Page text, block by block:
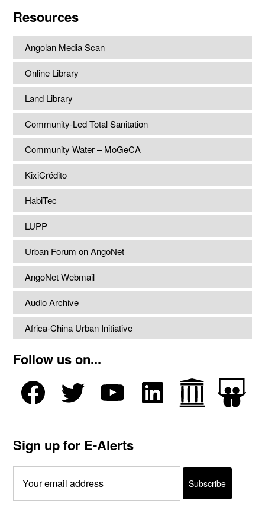
Resources
Angolan Media Scan
Online Library
Land Library
Community-Led Total Sanitation
Community Water – MoGeCA
KixiCrédito
HabiTec
LUPP
Urban Forum on AngoNet
AngoNet Webmail
Audio Archive
Africa-China Urban Initiative
Follow us on...
Sign up for E-Alerts